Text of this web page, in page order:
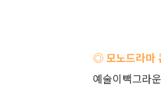
◎ 모노드라마
예술이빽그라